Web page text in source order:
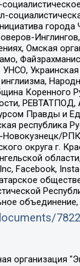
Омская
Коренного
Правды и
республика
Новокузнецк/
округа г.
Facebook,
глобализации и социальных движений", Фонд "В защиту прав заключенных", Частное учреждение "Центр поддержки и содействия развитию средств массовой информации", Пензенский региональный общественный благотворительный фонд "Гражданский союз", "Север.Реалии", Некоммерческая организация Фонд "Правовая инициатива", Общество с ограниченной ответственностью "Радио Свободная Европа/Радио Свобода", Чешское информационное агентство "MEDIUM-ORIENT", Красноярская региональная общественная организация "Мы против СПИДа", Камалягин Денис Николаевич, Маркелов Сергей Евгеньевич, Пономарев Лев Александрович, Савицкая Людмила Алексеевна, Автономная некоммерческая организация "Центр по работе с проблемой насилия "НАСИЛИЮ.НЕТ", Межрегиональный профессиональный союз работников здравоохранения "Альянс врачей", Юридическое лицо, зарегистрированное в Латвийской Республике, SIA "Medusa Project" (регистрационный номер 40103797863, дата